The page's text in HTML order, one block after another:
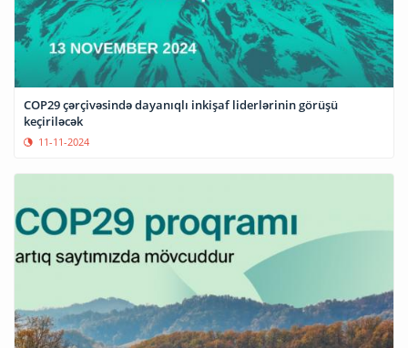
COP29 çərçivəsində dayanıqlı inkişaf liderlərinin görüşü
keçiriləcək
11-11-2024